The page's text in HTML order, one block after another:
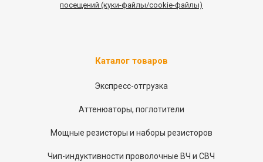
посещений (куки-файлы/cookie-файлы)
Каталог товаров
Экспресс-отгрузка
Аттенюаторы, поглотители
Мощные резисторы и наборы резисторов
Чип-индуктивности проволочные ВЧ и СВЧ